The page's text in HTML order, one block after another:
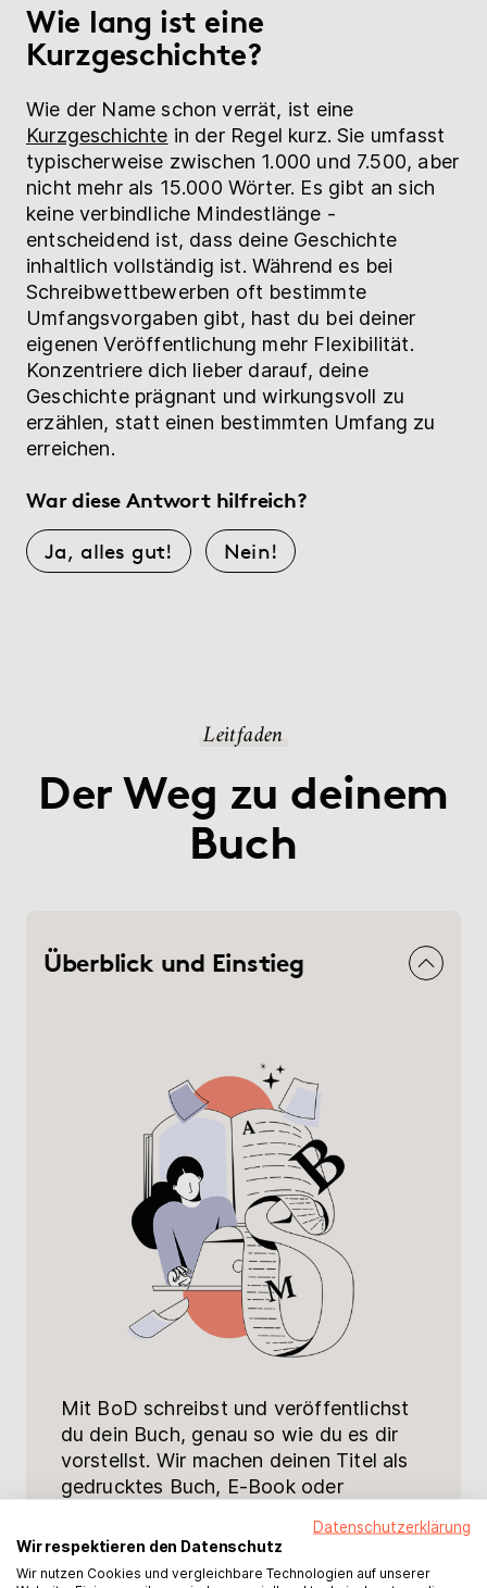
Wie lang ist eine
Kurzgeschichte?
Wie der Name schon verrät, ist eine
Kurzgeschichte in der Regel kurz. Sie umfasst
typischerweise zwischen 1.000 und 7.500, aber
nicht mehr als 15.000 Wörter. Es gibt an sich
keine verbindliche Mindestlänge -
entscheidend ist, dass deine Geschichte
inhaltlich vollständig ist. Während es bei
Schreibwettbewerben oft bestimmte
Umfangsvorgaben gibt, hast du bei deiner
eigenen Veröffentlichung mehr Flexibilität.
Konzentriere dich lieber darauf, deine
Geschichte prägnant und wirkungsvoll zu
erzählen, statt einen bestimmten Umfang zu
erreichen.
War diese Antwort hilfreich?
Ja, alles gut!
Nein!
Leitfaden
Der Weg zu deinem
Buch
Überblick und Einstieg
Mit BoD schreibst und veröffentlichst
du dein Buch, genau so wie du es dir
vorstellst. Wir machen deinen Titel als
gedrucktes Buch, E-Book oder
Buchhandlungen verfügbar – sowohl
online als auch stationär. Außerdem
Datenschutzerklärung
Wir respektieren den Datenschutz
Wir nutzen Cookies und vergleichbare Technologien auf unserer